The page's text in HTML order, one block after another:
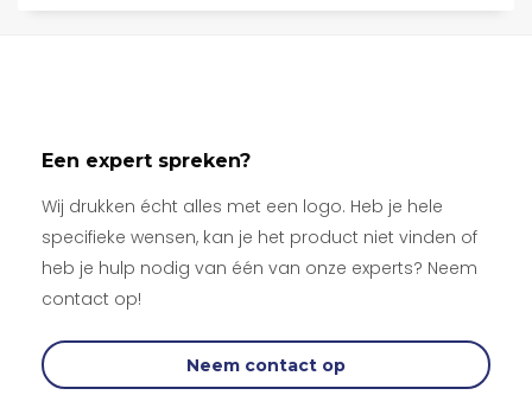
Een expert spreken?
Wij drukken écht alles met een logo. Heb je hele
specifieke wensen, kan je het product niet vinden of
heb je hulp nodig van één van onze experts? Neem
contact op!
Neem contact op